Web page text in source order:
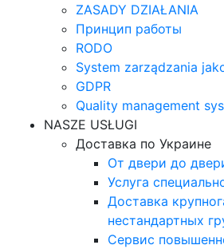
ZASADY DZIAŁANIA
Принцип работы
RODO
System zarządzania
GDPR
Quality management
NASZE USŁUGI
Доставка по Украине
От двери до
Услуга
Доставка
нестандартных
Сервис